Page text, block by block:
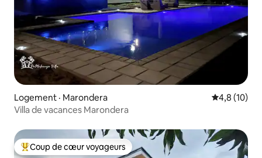
Logement · Marondera Note
4,8 (10)
Villa de vacances Marondera
Coup de cœur voyageurs parmi les plus aimés
Coup de cœur voyageurs